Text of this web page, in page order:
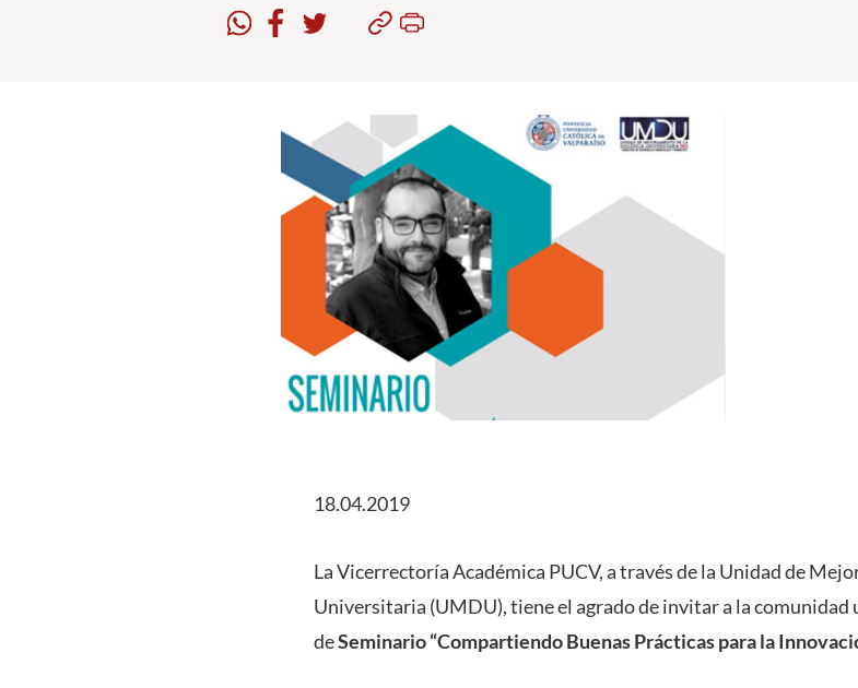
18.04.2019
La Vicerrectoría Académica PUCV, a través de la Unidad de
Universitaria (UMDU), tiene el agrado de invitar a la
deSeminario “Compartiendo Buenas Prácticas para la